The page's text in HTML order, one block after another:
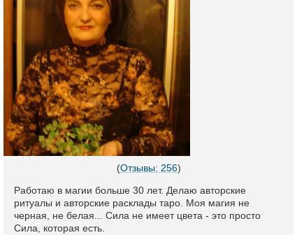
(Отзывы: 256)
Работаю в магии больше 30 лет. Делаю авторские
ритуалы и авторские расклады таро. Моя магия не
черная, не белая... Сила не имеет цвета - это просто
Сила, которая есть.